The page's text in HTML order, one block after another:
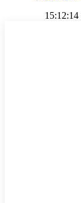
15:12:15